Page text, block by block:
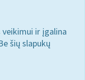
ir įgalina
šių slapukų